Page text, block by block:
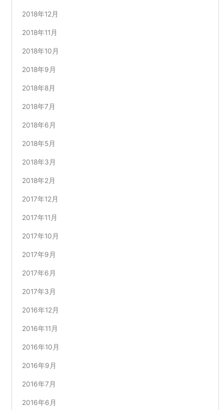
2018年12月
2018年11月
2018年10月
2018年9月
2018年8月
2018年7月
2018年6月
2018年5月
2018年3月
2018年2月
2017年12月
2017年11月
2017年10月
2017年9月
2017年6月
2017年3月
2016年12月
2016年11月
2016年10月
2016年9月
2016年7月
2016年6月